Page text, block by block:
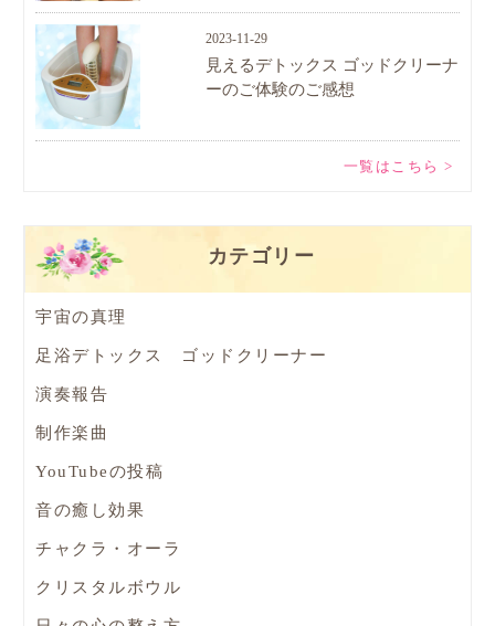
2023-11-29
見えるデトックス ゴッドクリーナ
ーのご体験のご感想
一覧はこちら >
カテゴリー
宇宙の真理
足浴デトックス ゴッドクリーナー
演奏報告
制作楽曲
YouTubeの投稿
音の癒し効果
チャクラ・オーラ
クリスタルボウル